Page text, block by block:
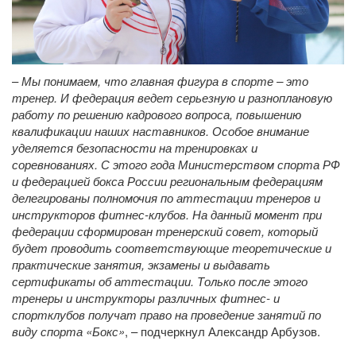
–Мы понимаем, что главная фигура в спорте – это
тренер. И федерация ведет серьезную и разноплановую
работу по решению кадрового вопроса, повышению
квалификации наших наставников. Особое внимание
уделяется безопасности на тренировках и
соревнованиях. С этого года Министерством спорта РФ
и федерацией бокса России региональным федерациям
делегированы полномочия по аттестации тренеров и
инструкторов фитнес-клубов. На данный момент при
федерации сформирован тренерский совет, который
будет проводить соответствующие теоретические и
практические занятия, экзамены и выдавать
сертификаты об аттестации. Только после этого
тренеры и инструкторы различных фитнес- и
спортклубов получат право на проведение занятий по
виду спорта «Бокс», – подчеркнул Александр Арбузов.